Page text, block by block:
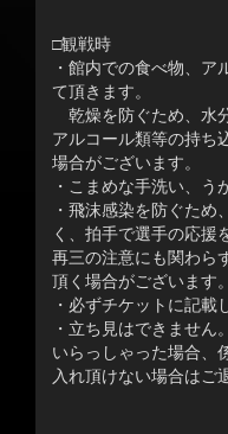
□観戦時
・館内での食べ物、
て頂きます。
乾燥を防ぐため、水
アルコール類等の持ち
場合がございます。
・こまめな手洗い、う
・飛沫感染を防ぐた
く、拍手で選手の応援
再三の注意にも関わら
頂く場合がございます
・必ずチケットに記載
・立ち見はできませ
いらっしゃった場合、
入れ頂けない場合はご